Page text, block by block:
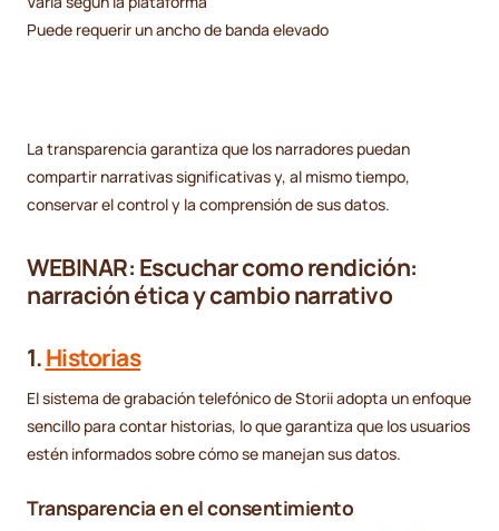
Puede requerir un ancho de banda elevado
La transparencia garantiza que los narradores puedan
compartir narrativas significativas y, al mismo tiempo,
conservar el control y la comprensión de sus datos.
WEBINAR: Escuchar como rendición:
narración ética y cambio narrativo
1.Historias
El sistema de grabación telefónico de Storii adopta un enfoque
sencillo para contar historias, lo que garantiza que los usuarios
estén informados sobre cómo se manejan sus datos.
Transparencia en el consentimiento